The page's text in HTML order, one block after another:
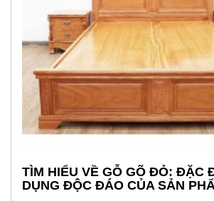
TÌM HIỂU VỀ GỖ GÕ ĐỎ: ĐẶC
DỤNG ĐỘC ĐÁO CỦA SẢN